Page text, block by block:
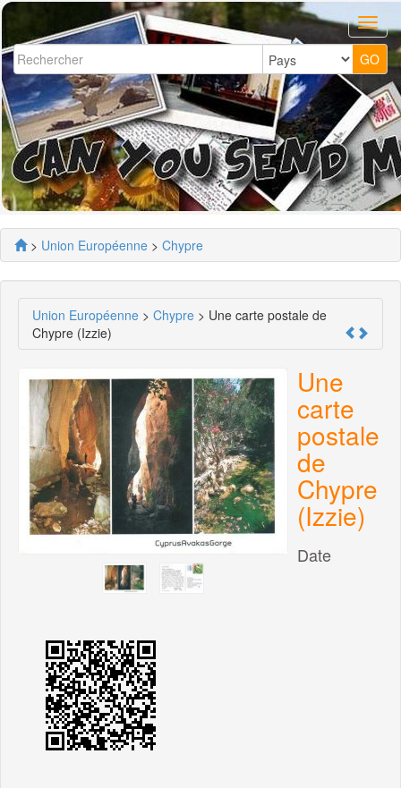
> Union Européenne > Chypre
Union Européenne > Chypre > Une carte postale de
Chypre (Izzie)
Une
carte
postale
de
Chypre
(Izzie)
Date